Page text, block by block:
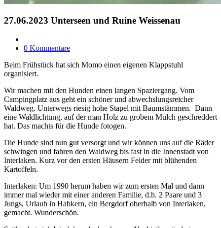
27.06.2023 Unterseen und Ruine Weissenau
0 Kommentare
Beim Frühstück hat sich Momo einen eigenen Klappstuhl
organisiert.
Wir machen mit den Hunden einen langen Spaziergang. Vom
Campingplatz aus geht ein schöner und abwechslungsreicher
Waldweg. Unterwegs riesig hohe Stapel mit Baumstämmen. Dann
eine Waldlichtung, auf der man Holz zu grobem Mulch geschreddert
hat. Das machts für die Hunde fotogen.
Die Hunde sind nun gut versorgt und wir können uns auf die Räder
schwingen und fahren den Waldweg bis fast in die Innenstadt von
Interlaken. Kurz vor den ersten Häusern Felder mit blühenden
Kartoffeln.
Interlaken: Um 1990 herum haben wir zum ersten Mal und dann
immer mal wieder mit einer anderen Familie, d.h. 2 Paare und 3
Jungs, Urlaub in Habkern, ein Bergdorf oberhalb von Interlaken,
gemacht. Wunderschön.